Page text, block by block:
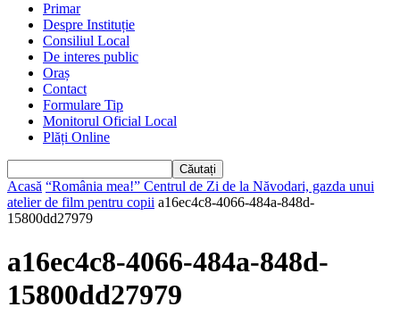
Primar
Despre Instituție
Consiliul Local
De interes public
Oraș
Contact
Formulare Tip
Monitorul Oficial Local
Plăți Online
Acasă “România mea!” Centrul de Zi de la Năvodari, gazda unui
atelier de film pentru copii a16ec4c8-4066-484a-848d-
15800dd27979
a16ec4c8-4066-484a-848d-
15800dd27979